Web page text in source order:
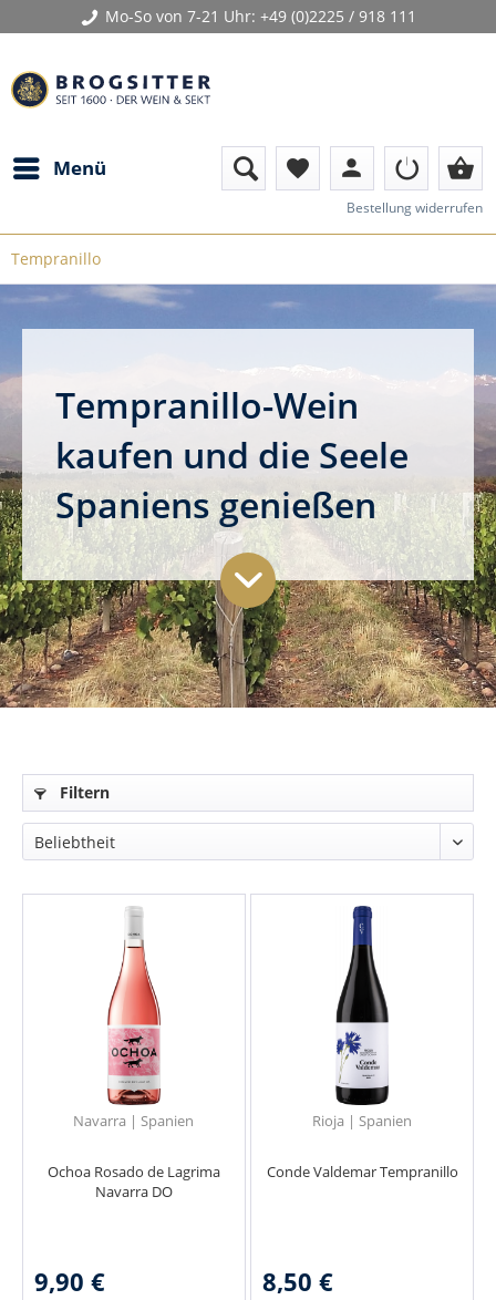
Mo-So von 7-21 Uhr: +49 (0)2225 / 918 111
Menü favorite person shopping_basket
Bestellung widerrufen
Tempranillo
Tempranillo-Wein
kaufen und die Seele
Spaniens genießen
Filtern
Navarra | Spanien
Ochoa Rosado de Lagrima
Navarra DO
9,90 €
Rioja | Spanien
Conde Valdemar Tempranillo
8,50 €